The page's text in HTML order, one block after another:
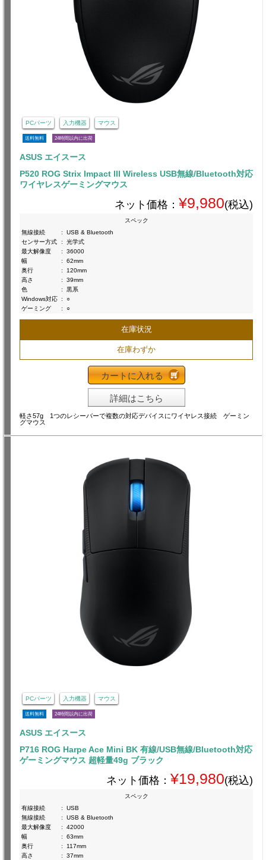
PCパーツ 入力機器 マウス
送料無料 24時間以内に出荷
ASUS エイスース
P520 ROG Strix Impact III Wireless USB無線/Bluetooth対応
ワイヤレスゲーミングマウス
ネット価格： ¥9,980(税込)
スペック
無線接続
:
USB & Bluetooth
センサー方式
:
光学式
最大解像度
:
36000
幅
:
62mm
奥行
:
120mm
高さ
:
39mm
色
:
黒系
Windows対応 :
○
ゲーミング
: ○
在庫状況
在庫わずか
カートに入れる
詳細はこちら
軽さ57g 1つのレシーバーで複数の対応デバイスにワイヤレス接続 ゲーミン
グマウス
PCパーツ 入力機器 マウス
送料無料 24時間以内に出荷
ASUS エイスース
P716 ROG Harpe Ace Mini BK 有線/USB無線/Bluetooth対応
ゲーミングマウス 超軽量49g ブラック
ネット価格： ¥19,980(税込)
スペック
有線接続
:
USB
無線接続
:
USB & Bluetooth
最大解像度
:
42000
幅
:
63mm
奥行
:
117mm
高さ
:
37mm